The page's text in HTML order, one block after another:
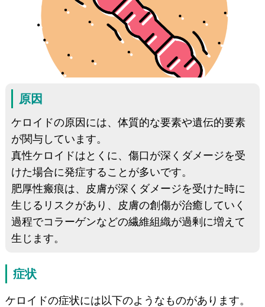
原因
ケロイドの原因には、体質的な要素や遺伝的要素
が関与しています。
真性ケロイドはとくに、傷口が深くダメージを受
けた場合に発症することが多いです。
肥厚性瘢痕は、皮膚が深くダメージを受けた時に
生じるリスクがあり、皮膚の創傷が治癒していく
過程でコラーゲンなどの繊維組織が過剰に増えて
生じます。
症状
ケロイドの症状には以下のようなものがあります。